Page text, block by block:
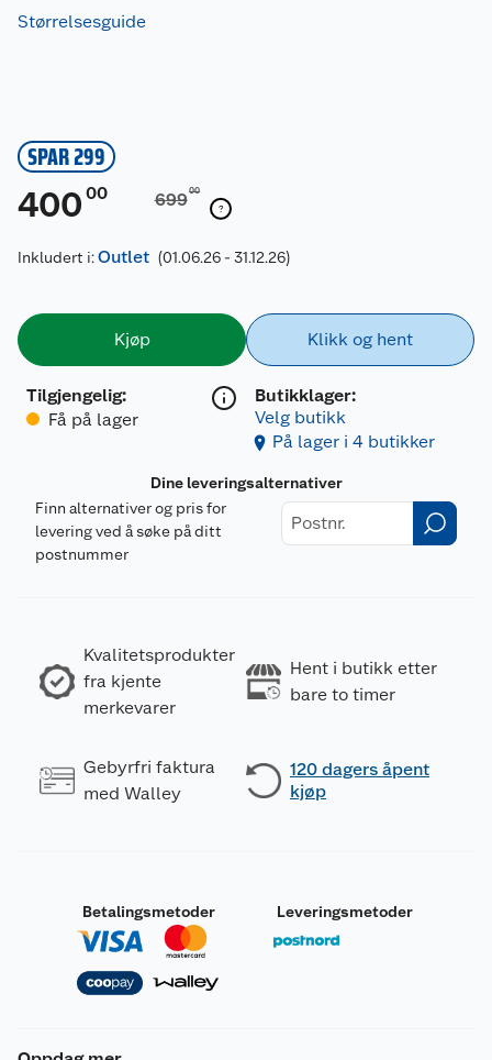
Størrelsesguide
SPAR 299
400 00 69900
Inkludert i:Outlet (01.06.26 - 31.12.26)
Kjøp
Tilgjengelig:
Få på lager
Klikk og hent
Butikklager:
Velg butikk
På lager i 4 butikker
Dine leveringsalternativer
Finn alternativer og pris for
levering ved å søke på ditt
postnummer
Kvalitetsprodukter
fra kjente
merkevarer
Hent i butikk etter
bare to timer
Gebyrfri faktura
med Walley
120 dagers åpent
kjøp
Betalingsmetoder Leveringsmetoder